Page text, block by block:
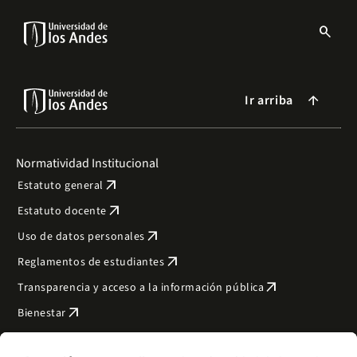
contenido
principal
search
Ir arriba arrow_forward
Normatividad Institucional
Estatuto general arrow_outward
Estatuto docente arrow_outward
Uso de datos personales arrow_outward
Reglamentos de estudiantes arrow_outward
Transparencia y acceso a la información pública arrow_outward
Bienestar arrow_outward